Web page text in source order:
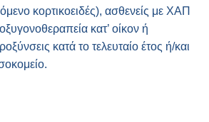
κορτικοειδές), ασθενείς με ΧΑΠ
κατ’ οίκον ή
κατά το τελευταίο έτος ή/και